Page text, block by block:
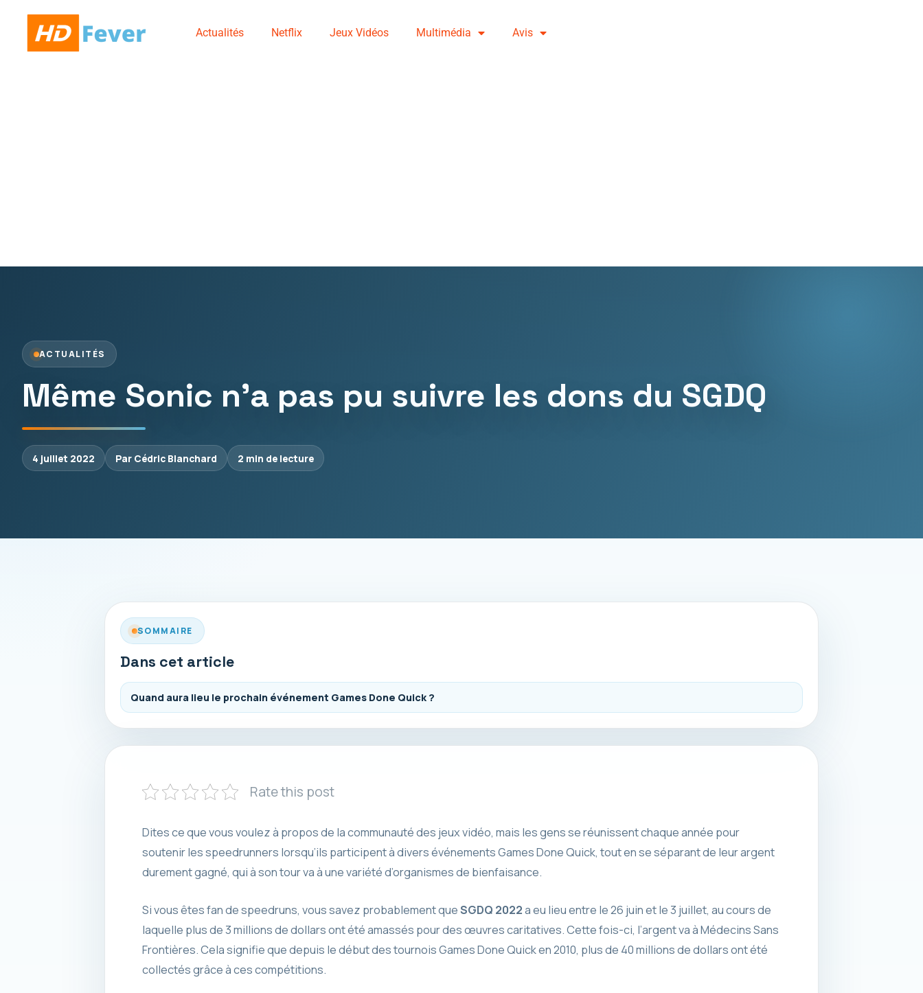
Actualités Netflix Jeux Vidéos Multimédia Avis
ACTUALITÉS
Même Sonic n’a pas pu suivre les dons du SGDQ
4 juillet 2022 Par Cédric Blanchard 2 min de lecture
SOMMAIRE
Dans cet article
Quand aura lieu le prochain événement Games Done Quick ?
Rate this post
Dites ce que vous voulez à propos de la communauté des jeux vidéo, mais les gens se réunissent chaque année pour
soutenir les speedrunners lorsqu’ils participent à divers événements Games Done Quick, tout en se séparant de leur argent
durement gagné, qui à son tour va à une variété d’organismes de bienfaisance.
Si vous êtes fan de speedruns, vous savez probablement queSGDQ 2022a eu lieu entre le 26 juin et le 3 juillet, au cours de
laquelle plus de 3 millions de dollars ont été amassés pour des œuvres caritatives. Cette fois-ci, l’argent va à Médecins Sans
Frontières. Cela signifie que depuis le début des tournois Games Done Quick en 2010, plus de 40 millions de dollars ont été
collectés grâce à ces compétitions.